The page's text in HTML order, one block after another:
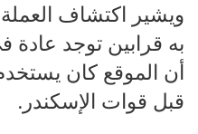
ويشير اكتشاف
به قرابين توجد عادة
أن الموقع كان
قبل قوات الإسكندر.